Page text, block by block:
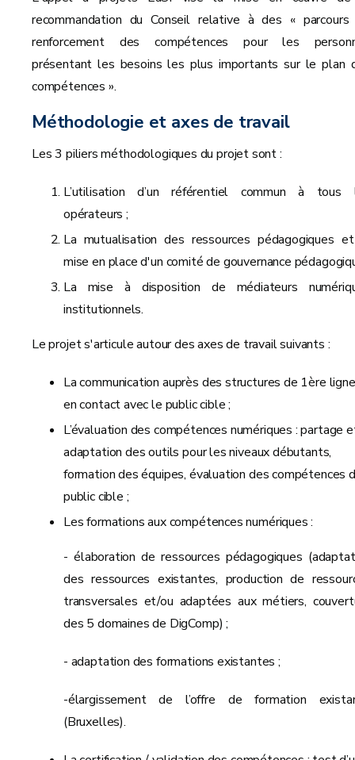
recommandation du Conseil relative à des «
renforcement des compétences pour les
présentant les besoins les plus importants sur le plan
compétences ».
Méthodologie et axes de travail
Les 3 piliers méthodologiques du projet sont :
L’utilisation d’un référentiel commun à tous
opérateurs ;
La mutualisation des ressources pédagogiques
mise en place d'un comité de gouvernance
La mise à disposition de médiateurs
institutionnels.
Le projet s'articule autour des axes de travail suivants :
La communication auprès des structures de 1ère ligne
en contact avec le public cible ;
L’évaluation des compétences numériques : partage
adaptation des outils pour les niveaux débutants,
formation des équipes, évaluation des compétences
public cible ;
Les formations aux compétences numériques :
- élaboration de ressources pédagogiques
des ressources existantes, production de
transversales et/ou adaptées aux métiers,
des 5 domaines de DigComp) ;
- adaptation des formations existantes ;
-élargissement de l’offre de formation
(Bruxelles).